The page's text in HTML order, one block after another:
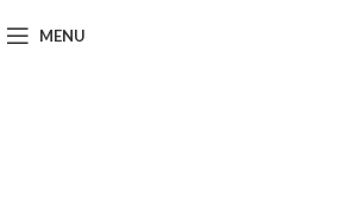
MENU